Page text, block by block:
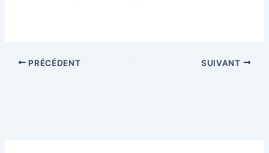
PRÉCÉDENT SUIVANT